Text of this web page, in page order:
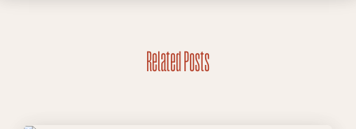
Related Posts